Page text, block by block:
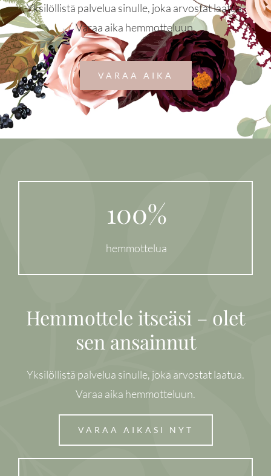
Yksilöllistä palvelua sinulle, joka arvostat laatua.
Varaa aika hemmotteluun.
VARAA AIKA
100%
hemmottelua
Hemmottele itseäsi – olet
sen ansainnut
Yksilöllistä palvelua sinulle, joka arvostat laatua.
Varaa aika hemmotteluun.
VARAA AIKASI NYT